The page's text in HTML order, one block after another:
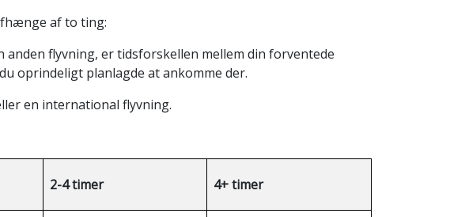
af to ting:
anden flyvning, er tidsforskellen mellem din forventede
oprindeligt planlagde at ankomme der.
en international flyvning.
2-4 timer 4+ timer